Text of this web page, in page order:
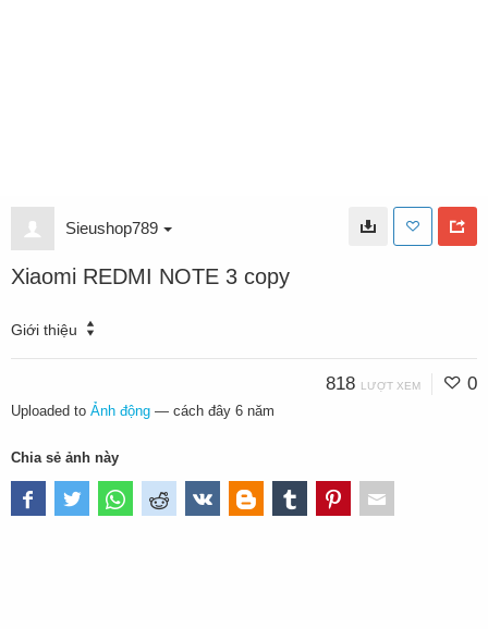
Sieushop789
Xiaomi REDMI NOTE 3 copy
Giới thiệu
818 LƯỢT XEM 0
Uploaded to Ảnh động — cách đây 6 năm
Chia sẻ ảnh này